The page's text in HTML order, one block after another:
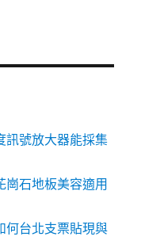
訊號放大器能採集
崗石地板美容適用
何台北支票貼現與